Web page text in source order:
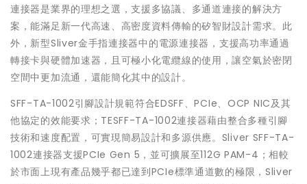
連接器是業界的理想之選，支援多協議、多通道連接的解決方
案，能滿足新一代高速、高密度資料傳輸的矽智財設計需求。此
外，新型Sliver金手指連接器中的電源連接器，支援高功率通過
轉接卡與硬體加速器，且可極小化電纜線的使用，讓空氣於密閉
空間中更加流通，還能簡化其中的設計。
SFF-TA-1002引腳設計規範符合EDSFF、PCIe、OCP NIC及其
他協定的效能要求；TESFF-TA-1002連接器藉由整合多種引腳
技術和速度配置，可實現簡易設計和多源供應。Sliver SFF-TA-
1002連接器支援PCIe Gen 5，並可擴展至112G PAM-4；相較
於市面上現有產品幾乎都已達到PCIe標準通道數的極限，Sliver